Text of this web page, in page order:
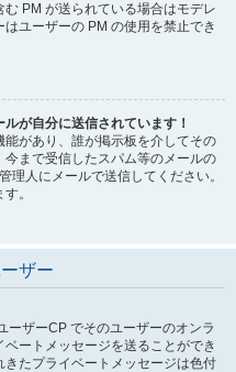
PM が送られている場合はモデレ
ユーザーの PM の使用を禁止でき
が自分に送信されています！
があり、誰が掲示板を介してその
まで受信したスパム等のメールの
理人にメールで送信してください。
。
ザー
ーザーCP でそのユーザーのオンラ
ートメッセージを送ることができ
たプライベートメッセージは色付